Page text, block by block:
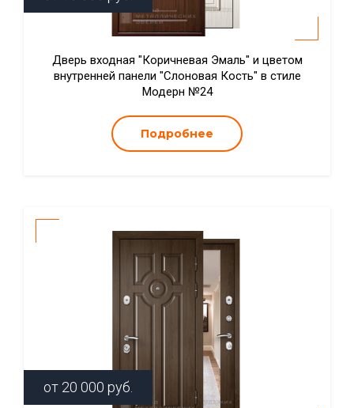
Дверь входная "Коричневая Эмаль" и цветом
внутренней панели "Слоновая Кость" в стиле
Модерн №24
Подробнее
от 20 000 руб.